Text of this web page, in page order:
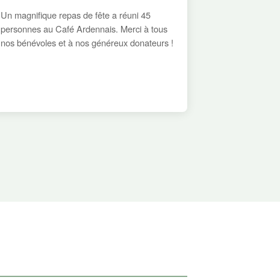
Un magnifique repas de fête a réuni 45
personnes au Café Ardennais. Merci à tous
nos bénévoles et à nos généreux donateurs !